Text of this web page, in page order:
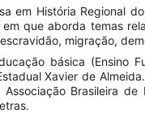
em História Regional
em que aborda temas
migração,
básica (Ensino
Xavier de
Brasileira de